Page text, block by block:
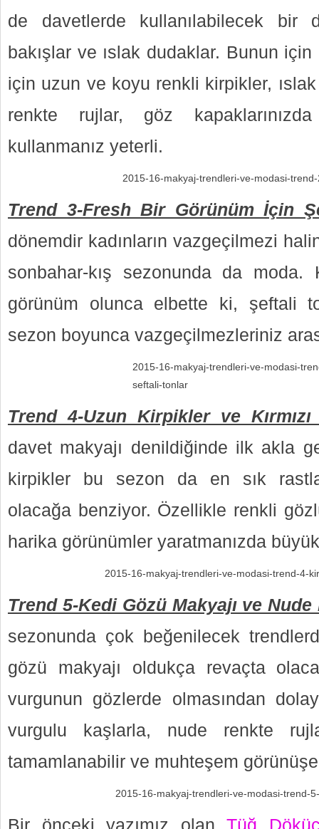
de davetlerde kullanılabilecek bir
bakışlar ve ıslak dudaklar. Bunun
için uzun ve koyu renkli kirpikler, ıslak
renkte rujlar, göz
kullanmanız yeterli.
2015-16-makyaj-trendleri-ve-modasi-
Trend 3-Fresh Bir Görünüm İçin
dönemdir kadınların vazgeçilmezi
sonbahar-kış sezonunda da moda.
görünüm olunca elbette ki, şeftali
sezon boyunca vazgeçilmezleriniz
2015-16-makyaj-trendleri-ve-modasi-
seftali-tonlar
Trend 4-Uzun Kirpikler ve
davet makyajı denildiğinde ilk akla
kirpikler bu sezon da en sık
olacağa benziyor. Özellikle renkli
harika görünümler yaratmanızda
2015-16-makyaj-trendleri-ve-modasi-trend-4-
Trend 5-Kedi Gözü Makyajı ve
sezonunda çok beğenilecek
gözü makyajı oldukça revaçta
vurgunun gözlerde olmasından
vurgulu kaşlarla, nude renkte
tamamlanabilir ve muhteşem
2015-16-makyaj-trendleri-ve-modasi-trend-
Bir önceki yazımız olan Tüğ